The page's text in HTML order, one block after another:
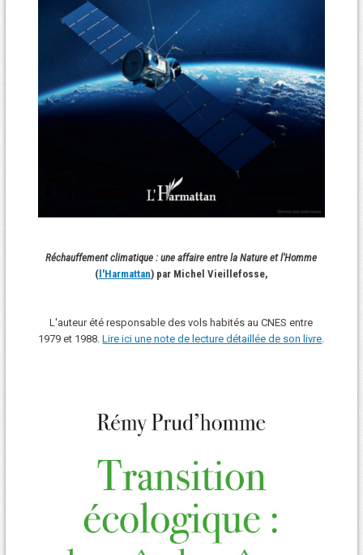
Réchauffement climatique : une affaire entre la Nature et l'Homme
(l'Harmattan) par Michel Vieillefosse,
L'auteur été responsable des vols habités au CNES entre
1979 et 1988.Lire ici une note de lecture détaillée de son livre.